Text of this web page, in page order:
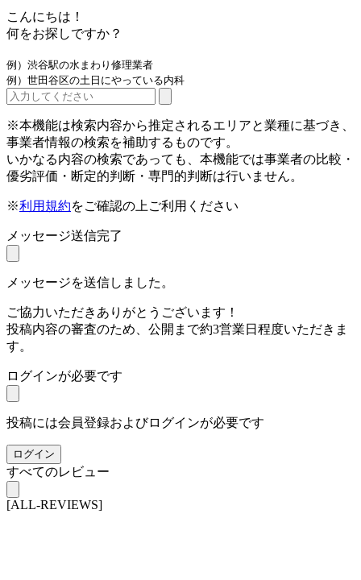
こんにちは！
何をお探しですか？
例）渋谷駅の水まわり修理業者
例）世田谷区の土日にやっている内科
※本機能は検索内容から推定されるエリアと業種に基づき、
事業者情報の検索を補助するものです。
いかなる内容の検索であっても、本機能では事業者の比較・
優劣評価・断定的判断・専門的判断は行いません。
※利用規約をご確認の上ご利用ください
メッセージ送信完了
メッセージを送信しました。
ご協力いただきありがとうございます！
投稿内容の審査のため、公開まで約3営業日程度いただきま
す。
ログインが必要です
投稿には会員登録およびログインが必要です
ログイン
すべてのレビュー
[ALL-REVIEWS]